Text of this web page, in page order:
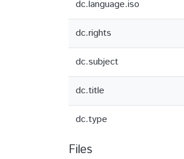
dc.language.iso
dc.rights
dc.subject
dc.title
dc.type
Files